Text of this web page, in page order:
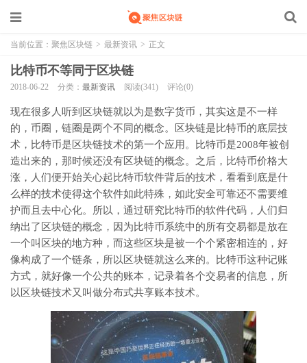
当前位置： 聚焦区块链 > 最新资讯 > 正文
比特币不等同于区块链
2018-06-22 分类： 最新资讯 阅读(341) 评论(0)
现在很多人听到区块链就以为是数字货币，其实这是不一样
的，币圈，链圈是两个不同的概念。区块链是比特币的底层技
术，比特币是区块链技术的第一个应用。比特币是2008年被创
造出来的，那时候还没有区块链的概念。之后，比特币价格大
涨，人们便开始关心起比特币软件背后的技术，看看到底是什
么样的技术使得这个软件如此特殊，如此安全可靠还不需要维
护而且去中心化。所以，通过研究比特币的软件代码，人们归
纳出了区块链的概念，因为比特币系统中的所有交易都是放在
一个叫区块的地方种，而这些区块是被一个个紧密相连的，好
像构成了一个链条，所以区块链就这么来的。比特币这种记账
方式，就好像一个公共的账本，记录着各个交易者的信息，所
以区块链技术又叫做分布式共享账本技术。